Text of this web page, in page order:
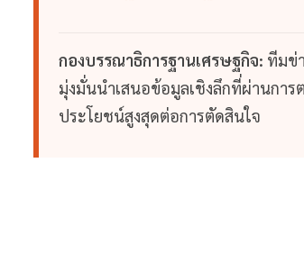
กองบรรณาธิการฐานเศรษฐกิจ: ทีมข่
มุ่งมั่นนำเสนอข้อมูลเชิงลึกที่ผ่านกา
ประโยชน์สูงสุดต่อการตัดสินใจ